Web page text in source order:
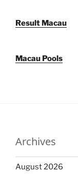
Result Macau
Macau Pools
Archives
August 2026